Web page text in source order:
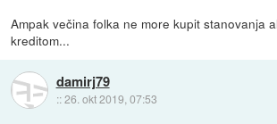
Ampak večina folka ne more kupit stanovanja
kreditom...
damirj79
::26. okt 2019, 07:53